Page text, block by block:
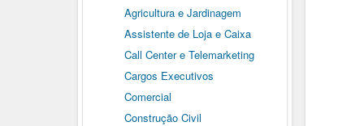
Agricultura e Jardinagem
Assistente de Loja e Caixa
Call Center e Telemarketing
Cargos Executivos
Comercial
Construção Civil